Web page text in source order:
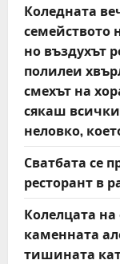
Коледната
семейството
но въздухът
полилеи
смехът на
сякаш
неловко,
Сватбата се
ресторант в
Колелцата
каменната
тишината